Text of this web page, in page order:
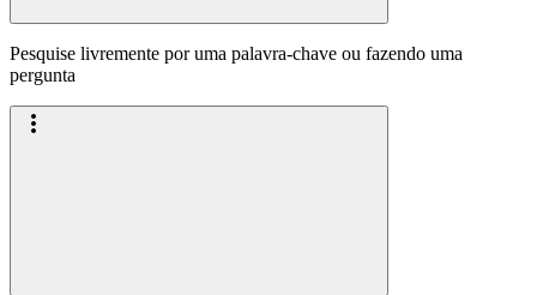
Pesquise livremente por uma palavra-chave ou fazendo uma
pergunta